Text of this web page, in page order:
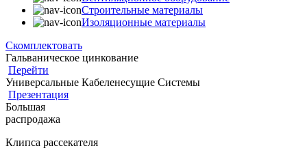
Строительные материалы
Изоляционные материалы
Скомплектовать
Гальваническое цинкование
Перейти
Универсальные Кабеленесущие Системы
Презентация
Большая
распродажа
Клипса рассекателя